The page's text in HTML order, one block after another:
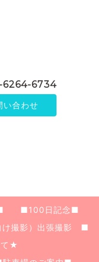
6734
い合わせ
■100日記念■
け撮影）出張撮影 ■
て★